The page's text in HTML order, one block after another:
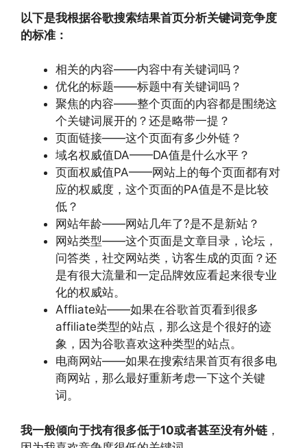
以下是我根据谷歌搜索结果首页分析关键词竞争度
的标准：
相关的内容——内容中有关键词吗？
优化的标题——标题中有关键词吗？
聚焦的内容——整个页面的内容都是围绕这
个关键词展开的？还是略带一提？
页面链接——这个页面有多少外链？
域名权威值DA——DA值是什么水平？
页面权威值PA——网站上的每个页面都有对
应的权威度，这个页面的PA值是不是比较
低？
网站年龄——网站几年了?是不是新站？
网站类型——这个页面是文章目录，论坛，
问答类，社交网站类，访客生成的页面？还
是有很大流量和一定品牌效应看起来很专业
化的权威站。
Affliate站——如果在谷歌首页看到很多
affiliate类型的站点，那么这是个很好的迹
象，因为谷歌喜欢这种类型的站点。
电商网站——如果在搜索结果首页有很多电
商网站，那么最好重新考虑一下这个关键
词。
我一般倾向于找有很多低于10或者甚至没有外链 ，